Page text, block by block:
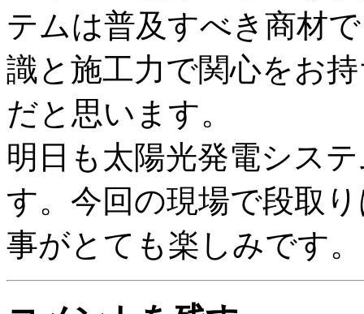
テムは普及すべき商材
識と施工力で関心をお
だと思います。
明日も太陽光発電シス
す。今回の現場で段取
事がとても楽しみです。